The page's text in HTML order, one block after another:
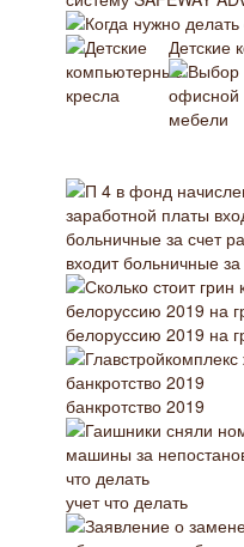
Когда нужно
Детские
входит больничные
белоруссию 2019 на
банкротство 2019
учет что делать